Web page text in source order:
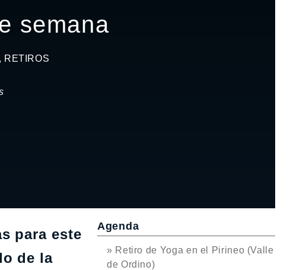
semana
, RETIROS
para este
de la
Agenda
» Retiro de Yoga en el Pirineo (Valle
de Ordino)